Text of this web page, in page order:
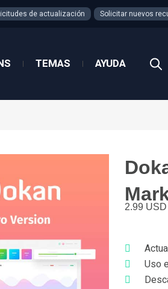
de actualización Solicitar nuevos
TEMAS AYUDA
2.99 USD
Uso